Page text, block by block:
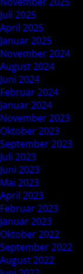
Juli 2025
April 2025
Januar 2025
November 2024
August 2024
Juni 2024
Februar 2024
Januar 2024
November 2023
Oktober 2023
September 2023
Juli 2023
Juni 2023
Mai 2023
April 2023
Februar 2023
Januar 2023
Oktober 2022
September 2022
August 2022